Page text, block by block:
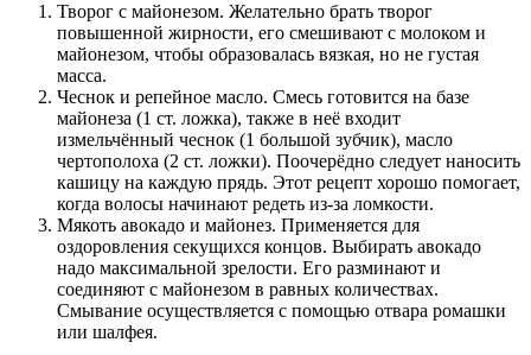
Творог с майонезом. Желательно брать творог
повышенной жирности, его смешивают с молоком и
майонезом, чтобы образовалась вязкая, но не густая
масса.
Чеснок и репейное масло. Смесь готовится на базе
майонеза (1 ст. ложка), также в неё входит
измельчённый чеснок (1 большой зубчик), масло
чертополоха (2 ст. ложки). Поочерёдно следует наносить
кашицу на каждую прядь. Этот рецепт хорошо помогает,
когда волосы начинают редеть из-за ломкости.
Мякоть авокадо и майонез. Применяется для
оздоровления секущихся концов. Выбирать авокадо
надо максимальной зрелости. Его разминают и
соединяют с майонезом в равных количествах.
Смывание осуществляется с помощью отвара ромашки
или шалфея.